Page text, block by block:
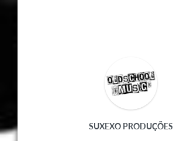
SUXEXO PRODUÇÕES